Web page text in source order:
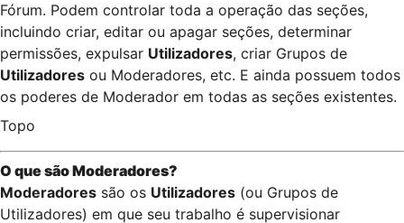
Fórum. Podem controlar toda a operação das seções,
incluindo criar, editar ou apagar seções, determinar
permissões, expulsar Utilizadores, criar Grupos de
Utilizadores ou Moderadores, etc. E ainda possuem todos
os poderes de Moderador em todas as seções existentes.
Topo
O que são Moderadores?
Moderadores são os Utilizadores (ou Grupos de
Utilizadores) em que seu trabalho é supervisionar